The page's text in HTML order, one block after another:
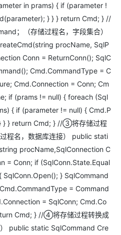
in prams) { if (parameter !
} } } return Cmd; } //
；（存储过程名，字段集合）
procName, SqlP
Conn = ReturnConn(); SqlC
Cmd.CommandType = C
Cmd.Connection = Conn; Cm
if (prams != null) { foreach (Sql
{ if (parameter != null) { Cmd.P
} } return Cmd; } //③将存储过程
程名，数据库连接） public stati
procName,SqlConnection C
= Conn; if (SqlConn.State.Equal
} SqlCommand
= Command
= SqlConn; Cmd.Co
Cmd; } //④将存储过程转换成
public static SqlCommand Cre